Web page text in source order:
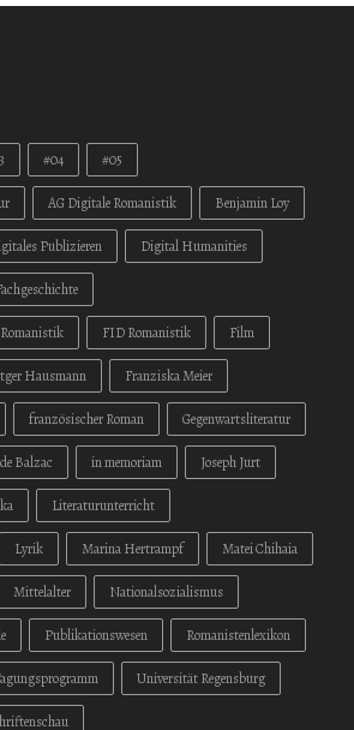
#04 #05
AG Digitale Romanistik Benjamin Loy
Publizieren Digital Humanities
FID Romanistik Film
Hausmann Franziska Meier
französischer Roman Gegenwartsliteratur
Balzac in memoriam Joseph Jurt
Literaturunterricht
Lyrik Marina Hertrampf Matei Chihaia
Mittelalter Nationalsozialismus
Publikationswesen Romanistenlexikon
Universität Regensburg